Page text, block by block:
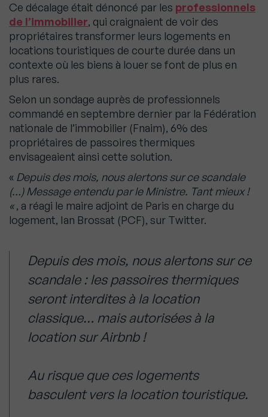
Ce décalage était dénoncé par les professionnels
de l’immobilier, qui craignaient de voir des
propriétaires transformer leurs logements en
locations touristiques de courte durée dans un
contexte où les biens à louer se font de plus en
plus rares.
Selon un sondage auprès de professionnels
commandé en septembre dernier par la Fédération
nationale de l’immobilier (Fnaim), 6% des
propriétaires de passoires thermiques
envisageaient ainsi cette solution.
« Depuis des mois, nous alertons sur ce scandale
(…) Message entendu par le Ministre. Tant mieux !
«, a réagi le maire adjoint de Paris en charge du
logement, Ian Brossat (PCF), sur Twitter.
Depuis des mois, nous alertons sur ce
scandale : les passoires thermiques
seront interdites à la location
classique… mais autorisées à la
location sur Airbnb !
Au risque que ces logements
basculent vers la location touristique.